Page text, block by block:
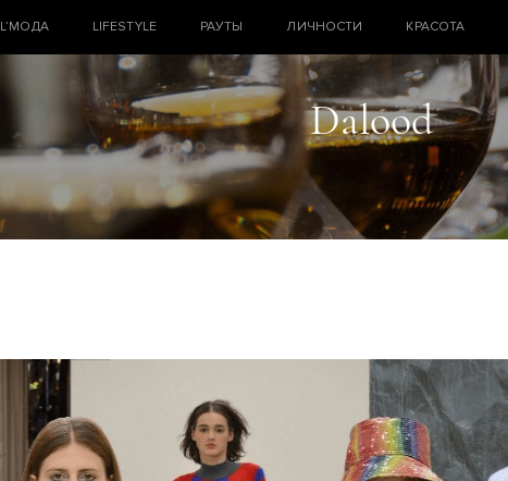
L’МОДА LIFESTYLE РАУТЫ ЛИЧНОСТИ КРАСОТА
Dalood